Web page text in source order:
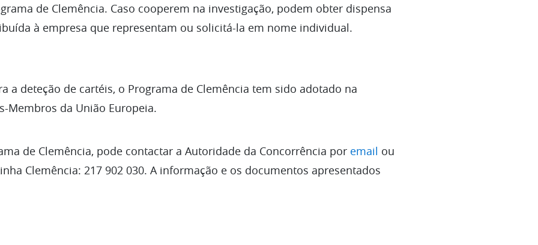
de Clemência. Caso cooperem na investigação, podem obter dispensa
à empresa que representam ou solicitá-la em nome individual.
a deteção de cartéis, o Programa de Clemência tem sido adotado na
Membros da União Europeia.
de Clemência, pode contactar a Autoridade da Concorrência por email ou
Clemência: 217 902 030. A informação e os documentos apresentados